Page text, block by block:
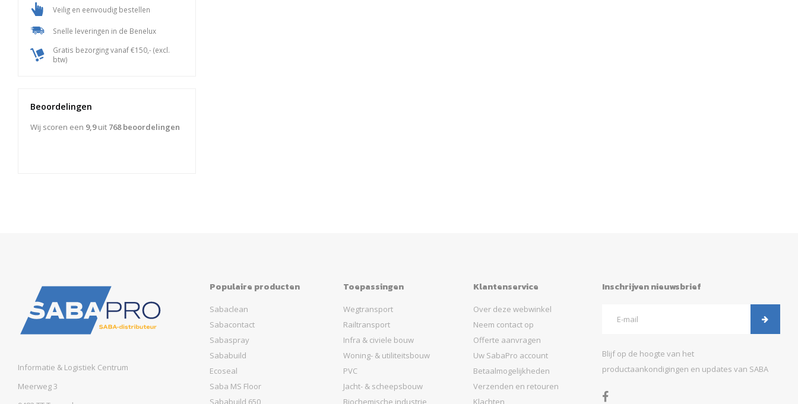
Veilig en eenvoudig bestellen
Snelle leveringen in de Benelux
Gratis bezorging vanaf €150,- (excl.
btw)
Beoordelingen
Wij scoren een 9,9uit 768beoordelingen
Informatie & Logistiek Centrum
Meerweg 3
Populaire producten
Sabaclean
Sabacontact
Sabaspray
Sababuild
Ecoseal
Saba MS Floor
Sababuild 650
Toepassingen
Wegtransport
Railtransport
Infra & civiele bouw
Woning- & utiliteitsbouw
PVC
Jacht- & scheepsbouw
Biochemische industrie
Klantenservice
Over deze webwinkel
Neem contact op
Offerte aanvragen
Uw SabaPro account
Betaalmogelijkheden
Verzenden en retouren
Klachten
Inschrijven nieuwsbrief
Blijf op de hoogte van het
productaankondigingen en updates van SABA